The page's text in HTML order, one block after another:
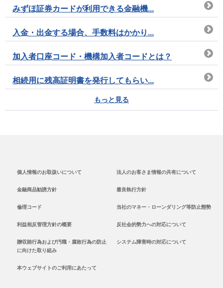
みずほ証券カードが利用できる金融機...
入金・出金する場合、手数料はかかり...
加入者口座コード・機構加入者コードとは？
相続用に残高証明書を発行してもらい...
もっと見る
個人情報のお取扱いについて 法人のお客さま情報の共有について
金融商品勧誘方針 最良執行方針
倫理コード 当社のマネー・ローンダリング等防止態勢
利益相反管理方針の概要 反社会的勢力への対応について
贈収賄行為および汚職・腐敗行為の防止
に向けた取り組み
システム障害時の対応について
本ウェブサイトのご利用にあたって